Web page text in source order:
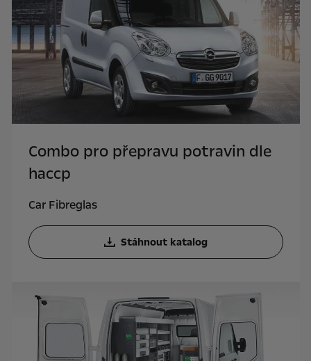
Combo pro přepravu potravin dle
haccp
Car Fibreglas
Stáhnout katalog